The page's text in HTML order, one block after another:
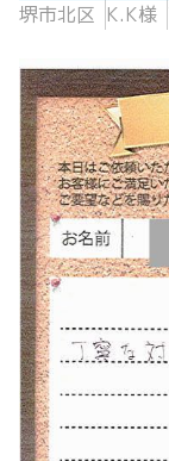
堺市北区 K.K様